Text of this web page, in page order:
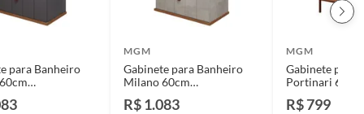
para Banheiro
MGM
Gabinete para Banheiro
Milano 60cm
R$ 1.083
MGM
Gabinete para
Portinari 60cm
R$ 799